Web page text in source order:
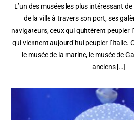
L’un des musées les plus intéressant
de la ville à travers son port, ses
navigateurs, ceux qui quittèrent peupler
qui viennent aujourd’hui peupler l’Italie.
le musée de la marine, le musée de
anciens […]